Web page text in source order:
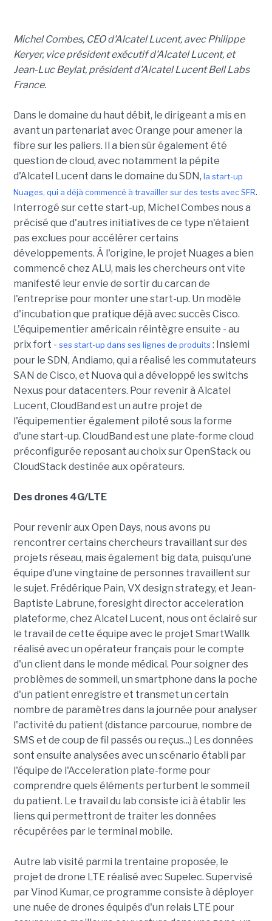
Michel Combes, CEO d'Alcatel Lucent, avec Philippe
Keryer, vice président exécutif d'Alcatel Lucent, et
Jean-Luc Beylat, président d'Alcatel Lucent Bell Labs
France.
Dans le domaine du haut débit, le dirigeant a mis en
avant un partenariat avec Orange pour amener la
fibre sur les paliers. Il a bien sûr également été
question de cloud, avec notamment la pépite
d'Alcatel Lucent dans le domaine du SDN, la start-up
Nuages, qui a déjà commencé à travailler sur des tests avec SFR.
Interrogé sur cette start-up, Michel Combes nous a
précisé que d'autres initiatives de ce type n'étaient
pas exclues pour accélérer certains
développements. À l'origine, le projet Nuages a bien
commencé chez ALU, mais les chercheurs ont vite
manifesté leur envie de sortir du carcan de
l'entreprise pour monter une start-up. Un modèle
d'incubation que pratique déjà avec succès Cisco.
L'équipementier américain réintègre ensuite - au
prix fort - ses start-up dans ses lignes de produits : Insiemi
pour le SDN, Andiamo, qui a réalisé les commutateurs
SAN de Cisco, et Nuova qui a développé les switchs
Nexus pour datacenters. Pour revenir à Alcatel
Lucent, CloudBand est un autre projet de
l'équipementier également piloté sous la forme
d'une start-up. CloudBand est une plate-forme cloud
préconfigurée reposant au choix sur OpenStack ou
CloudStack destinée aux opérateurs.
Des drones 4G/LTE
Pour revenir aux Open Days, nous avons pu
rencontrer certains chercheurs travaillant sur des
projets réseau, mais également big data, puisqu'une
équipe d'une vingtaine de personnes travaillent sur
le sujet. Frédérique Pain, VX design strategy, et Jean-
Baptiste Labrune, foresight director acceleration
plateforme, chez Alcatel Lucent, nous ont éclairé sur
le travail de cette équipe avec le projet SmartWallk
réalisé avec un opérateur français pour le compte
d'un client dans le monde médical. Pour soigner des
problèmes de sommeil, un smartphone dans la poche
d'un patient enregistre et transmet un certain
nombre de paramètres dans la journée pour analyser
l'activité du patient (distance parcourue, nombre de
SMS et de coup de fil passés ou reçus...) Les données
sont ensuite analysées avec un scénario établi par
l'équipe de l'Acceleration plate-forme pour
comprendre quels éléments perturbent le sommeil
du patient. Le travail du lab consiste ici à établir les
liens qui permettront de traiter les données
récupérées par le terminal mobile.
Autre lab visité parmi la trentaine proposée, le
projet de drone LTE réalisé avec Supelec. Supervisé
par Vinod Kumar, ce programme consiste à déployer
une nuée de drones équipés d'un relais LTE pour